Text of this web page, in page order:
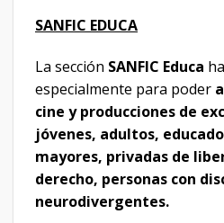
SANFIC EDUCA
La sección SANFIC Educa
especialmente para poder
cine y producciones de
jóvenes, adultos,
mayores, privadas de
derecho, personas con
neurodivergentes.